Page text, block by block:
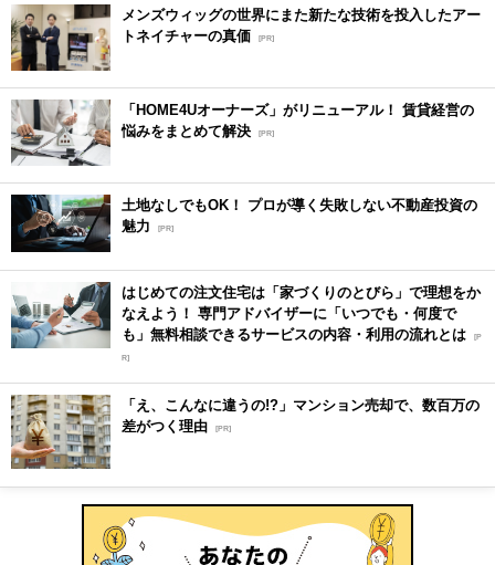
メンズウィッグの世界にまた新たな技術を投入したアー
トネイチャーの真価 [PR]
「HOME4Uオーナーズ」がリニューアル！ 賃貸経営の
悩みをまとめて解決 [PR]
土地なしでもOK！ プロが導く失敗しない不動産投資の
魅力
[PR]
はじめての注文住宅は「家づくりのとびら」で理想をか
なえよう！ 専門アドバイザーに「いつでも・何度で
も」無料相談できるサービスの内容・利用の流れとは [P
R]
「え、こんなに違うの!?」マンション売却で、数百万の
差がつく理由 [PR]